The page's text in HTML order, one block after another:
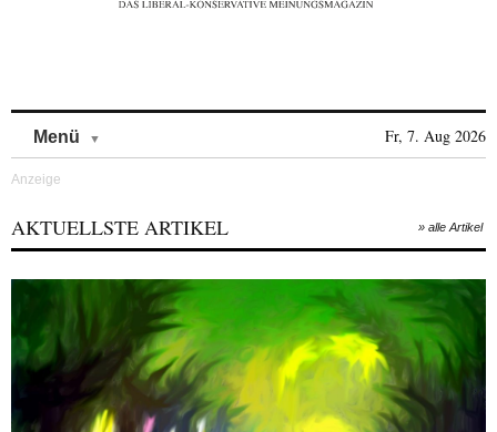
Menü Fr, 7. Aug 2026
AKTUELLSTE ARTIKEL » alle Artikel